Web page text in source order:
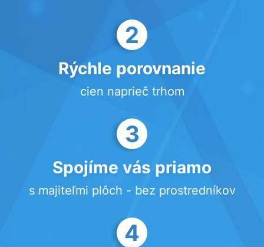
2
Rýchle porovnanie
cien naprieč trhom
3
Spojíme vás priamo
s majiteľmi plôch - bez prostredníkov
4